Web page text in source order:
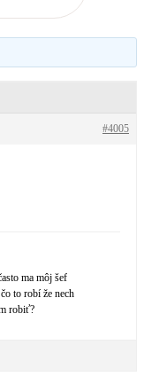
#4005
ma môj šef
to robí že nech
robiť?